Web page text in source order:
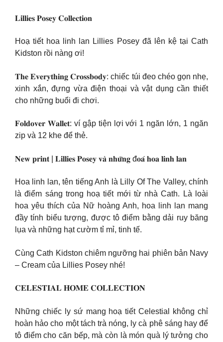
𝐋𝐢𝐥𝐥𝐢𝐞𝐬 𝐏𝐨𝐬𝐞𝐲 𝐂𝐨𝐥𝐥𝐞𝐜𝐭𝐢𝐨𝐧
Hoạ tiết hoa linh lan Lillies Posey đã lên kệ tại Cath
Kidston rồi nàng ơi!
𝐓𝐡𝐞 𝐄𝐯𝐞𝐫𝐲𝐭𝐡𝐢𝐧𝐠 𝐂𝐫𝐨𝐬𝐬𝐛𝐨𝐝𝐲: chiếc túi đeo chéo gọn nhẹ,
xinh xắn, đựng vừa điện thoại và vật dụng cần thiết
cho những buổi đi chơi.
𝐅𝐨𝐥𝐝𝐨𝐯𝐞𝐫 𝐖𝐚𝐥𝐥𝐞𝐭: ví gập tiện lợi với 1 ngăn lớn, 1 ngăn
zip và 12 khe để thẻ.
𝐍𝐞𝐰 𝐩𝐫𝐢𝐧𝐭 | 𝐋𝐢𝐥𝐥𝐢𝐞𝐬 𝐏𝐨𝐬𝐞𝐲 𝐯𝐚̀ 𝐧𝐡𝐮̛̃𝐧𝐠 đ𝐨𝐚́ 𝐡𝐨𝐚 𝐥𝐢𝐧𝐡 𝐥𝐚𝐧
Hoa linh lan, tên tiếng Anh là Lilly Of The Valley, chính
là điểm sáng trong hoạ tiết mới từ nhà Cath. Là loài
hoa yêu thích của Nữ hoàng Anh, hoa linh lan mang
đầy tính biểu tượng, được tô điểm bằng dải ruy băng
lụa và những hạt cườm tỉ mỉ, tinh tế.
Cùng Cath Kidston chiêm ngưỡng hai phiên bản Navy
– Cream của Lillies Posey nhé!
𝐂𝐄𝐋𝐄𝐒𝐓𝐈𝐀𝐋 𝐇𝐎𝐌𝐄 𝐂𝐎𝐋𝐋𝐄𝐂𝐓𝐈𝐎𝐍
Những chiếc ly sứ mang hoạ tiết Celestial không chỉ
hoàn hảo cho một tách trà nóng, ly cà phê sáng hay để
tô điểm cho căn bếp, mà còn là món quà lý tưởng cho